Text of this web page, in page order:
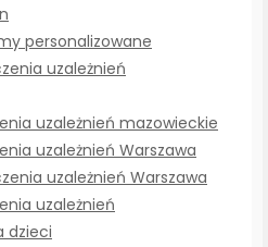
personalizowane
uzależnień
uzależnień mazowieckie
uzależnień Warszawa
uzależnień Warszawa
uzależnień
dzieci